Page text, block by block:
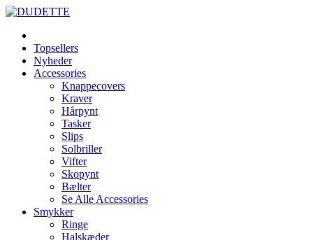
Topsellers
Nyheder
Accessories
Knappecovers
Kraver
Hårpynt
Tasker
Slips
Solbriller
Vifter
Skopynt
Bælter
Se Alle Accessories
Smykker
Ringe
Halskæder